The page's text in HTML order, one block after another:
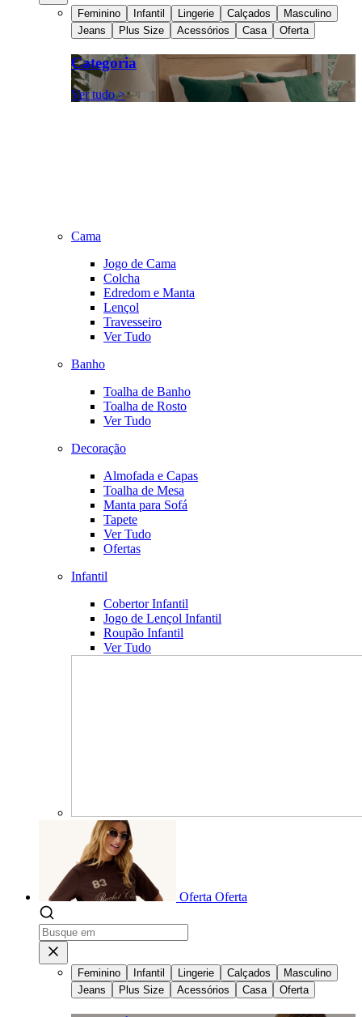
Feminino Infantil Lingerie Calçados
Masculino
Jeans
Plus Size Acessórios Casa Oferta
Categoria
Ver tudo >
Cama
Jogo de Cama
Colcha
Edredom e Manta
Lençol
Travesseiro
Ver Tudo
Banho
Toalha de Banho
Toalha de Rosto
Ver Tudo
Decoração
Almofada e Capas
Toalha de Mesa
Manta para Sofá
Tapete
Ver Tudo
Ofertas
Infantil
Cobertor Infantil
Jogo de Lençol Infantil
Roupão Infantil
Ver Tudo
Oferta Oferta
Feminino Infantil Lingerie Calçados
Masculino
Jeans
Plus Size Acessórios Casa Oferta